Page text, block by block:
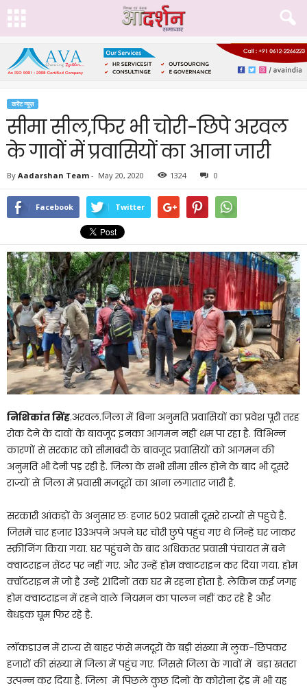
करेंट न्यूज़
सीमा सील,फिर भी चोरी-छिपे अरवल
के गावों में प्रवासियों का आना जारी
By Aadarshan Team - May 20, 2020 1324 0
Facebook Twitter
निशिकांत सिंह.अरवल.जिला में बिना अनुमति प्रवासियों का प्रवेश पूरी तरह
रोक देने के दावों के बावजूद इनका आगमन नहीं थम पा रहा है. विभिन्न
कारणों से सरकार को सीमाबंदी के बावजूद प्रवासियों को आगमन की
अनुमति भी देनी पड़ रही है. जिला के सभी सीमा सील होने के बाद भी दूसरे
राज्यों से जिला में प्रवासी मजदूरों का आना लगातार जारी है.
सरकारी आंकड़ों के अनुसार छः हजार 502 प्रवासी दूसरे राज्यों से पहुचे है.
जिसमें चार हजार 133अपने अपने घर चोरी छुपे पहुंच गए थे जिन्हें घर जाकर
स्क्रीनिंग किया गया. घर पहुंचने के बाद अधिकतर प्रवासी पंचायत में बने
क्वाटराइन सेंटर पर नहीं गए. और उन्हें होम क्वाटराइन कर दिया गया. होम
क्वॉटराइन में जो है उन्हें 21दिनों तक घर में रहना होता है. लेकिन कई जगह
होम क्वाटराइन में रहने वाले नियमन का पालन नहीं कर रहे है और
बेधड़क घूम फिर रहे है.
लॉकडाउन में राज्य से बाहर फंसे मजदूरों के बड़ी संख्या में लुक-छिपकर
हजारों की संख्या में जिला में पहुंच गए. जिससे जिला के गावों में बड़ा खतरा
उत्पन्न कर दिया है. जिला में पिछले कुछ दिनों के कोरोना ट्रेंड में भी यह